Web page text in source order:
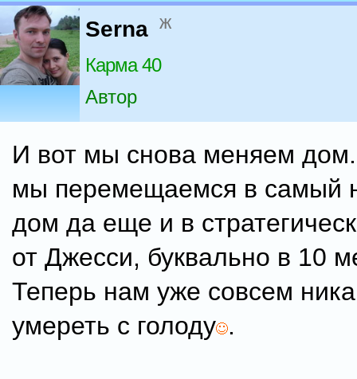
Serna ж
Карма 40
Автор
И вот мы снова меняем
мы перемещаемся в самый
дом да еще и в
от Джесси, буквально в 10
Теперь нам уже совсем
умереть с голоду .